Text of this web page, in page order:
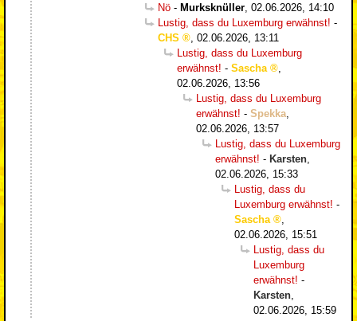
Nö - Murksknüller 02.06.2026, 14:10
Lustig, dass du Luxemburg erwähnst! -
CHS
02.06.2026, 13:11
Lustig, dass du Luxemburg
erwähnst! - Sascha
02.06.2026, 13:56
Lustig, dass du Luxemburg
erwähnst! - Spekka
02.06.2026, 13:57
Lustig, dass du Luxemburg
erwähnst! - Karsten
02.06.2026, 15:33
Lustig, dass du
Luxemburg erwähnst! -
Sascha
02.06.2026, 15:51
Lustig, dass du
Luxemburg
erwähnst! -
Karsten
02.06.2026, 15:59